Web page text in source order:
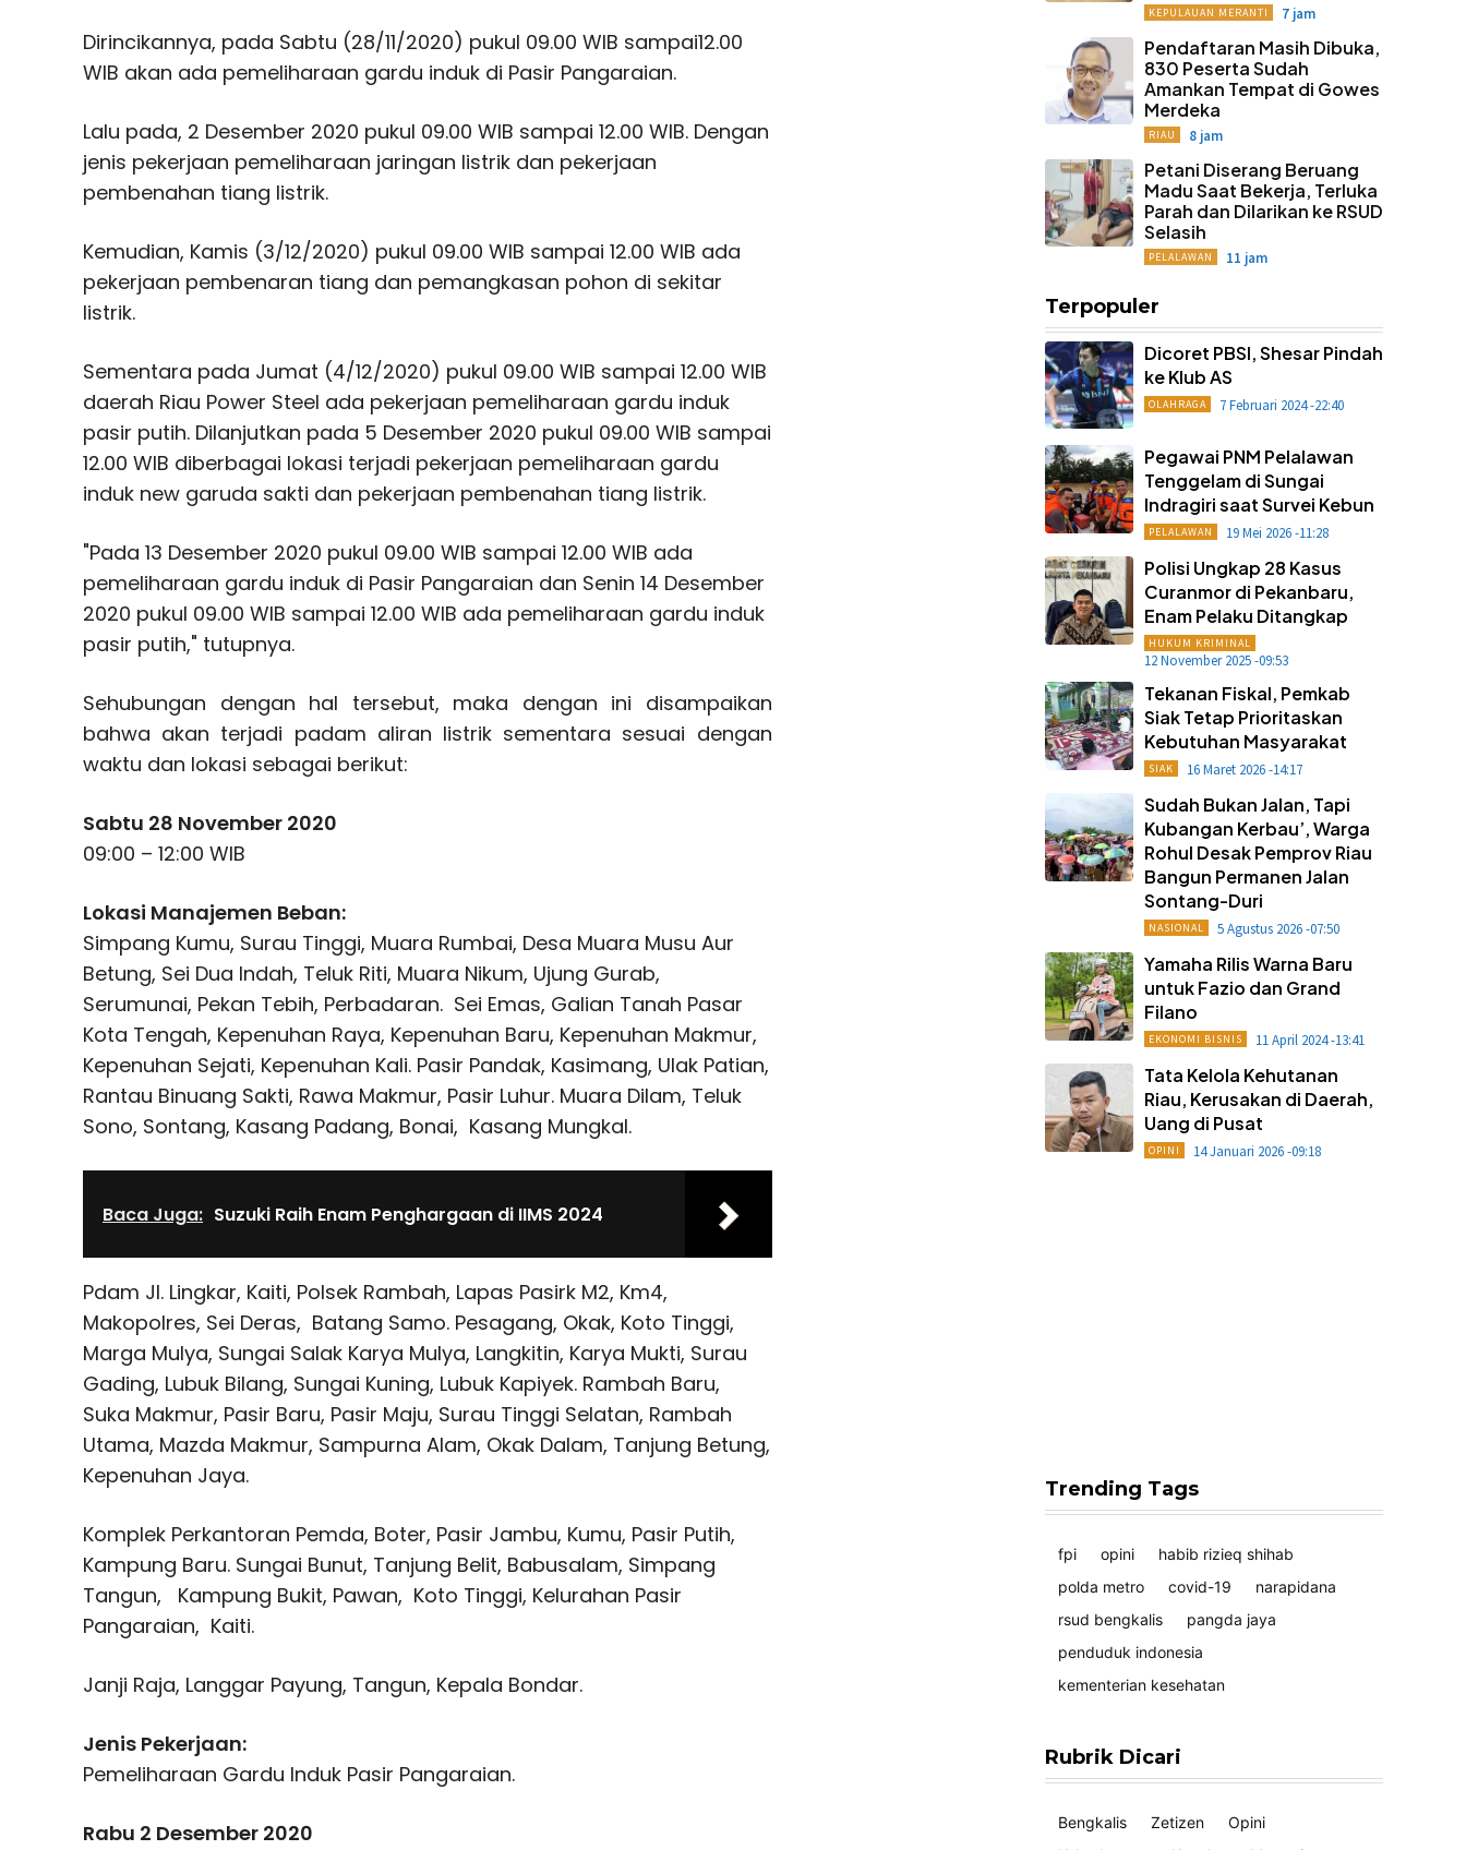
Dirincikannya, pada Sabtu (28/11/2020) pukul 09.00 WIB sampai12.00
WIB akan ada pemeliharaan gardu induk di Pasir Pangaraian.
Lalu pada, 2 Desember 2020 pukul 09.00 WIB sampai 12.00 WIB. Dengan
jenis pekerjaan pemeliharaan jaringan listrik dan pekerjaan
pembenahan tiang listrik.
Kemudian, Kamis (3/12/2020) pukul 09.00 WIB sampai 12.00 WIB ada
pekerjaan pembenaran tiang dan pemangkasan pohon di sekitar
listrik.
Sementara pada Jumat (4/12/2020) pukul 09.00 WIB sampai 12.00 WIB
daerah Riau Power Steel ada pekerjaan pemeliharaan gardu induk
pasir putih. Dilanjutkan pada 5 Desember 2020 pukul 09.00 WIB sampai
12.00 WIB diberbagai lokasi terjadi pekerjaan pemeliharaan gardu
induk new garuda sakti dan pekerjaan pembenahan tiang listrik.
"Pada 13 Desember 2020 pukul 09.00 WIB sampai 12.00 WIB ada
pemeliharaan gardu induk di Pasir Pangaraian dan Senin 14 Desember
2020 pukul 09.00 WIB sampai 12.00 WIB ada pemeliharaan gardu induk
pasir putih," tutupnya.
Sehubungan dengan hal tersebut, maka dengan ini disampaikan
bahwa akan terjadi padam aliran listrik sementara sesuai dengan
waktu dan lokasi sebagai berikut:
Sabtu 28 November 2020
09:00 – 12:00 WIB
Lokasi Manajemen Beban:
Simpang Kumu, Surau Tinggi, Muara Rumbai, Desa Muara Musu Aur
Betung, Sei Dua Indah, Teluk Riti, Muara Nikum, Ujung Gurab,
Serumunai, Pekan Tebih, Perbadaran. Sei Emas, Galian Tanah Pasar
Kota Tengah, Kepenuhan Raya, Kepenuhan Baru, Kepenuhan Makmur,
Kepenuhan Sejati, Kepenuhan Kali. Pasir Pandak, Kasimang, Ulak Patian,
Rantau Binuang Sakti, Rawa Makmur, Pasir Luhur. Muara Dilam, Teluk
Sono, Sontang, Kasang Padang, Bonai, Kasang Mungkal.
Baca Juga: Suzuki Raih Enam Penghargaan di IIMS 2024
Pdam Jl. Lingkar, Kaiti, Polsek Rambah, Lapas Pasirk M2, Km4,
Makopolres, Sei Deras, Batang Samo. Pesagang, Okak, Koto Tinggi,
Marga Mulya, Sungai Salak Karya Mulya, Langkitin, Karya Mukti, Surau
Gading, Lubuk Bilang, Sungai Kuning, Lubuk Kapiyek. Rambah Baru,
Suka Makmur, Pasir Baru, Pasir Maju, Surau Tinggi Selatan, Rambah
Utama, Mazda Makmur, Sampurna Alam, Okak Dalam, Tanjung Betung,
Kepenuhan Jaya.
Komplek Perkantoran Pemda, Boter, Pasir Jambu, Kumu, Pasir Putih,
Kampung Baru. Sungai Bunut, Tanjung Belit, Babusalam, Simpang
Tangun, Kampung Bukit, Pawan, Koto Tinggi, Kelurahan Pasir
Pangaraian, Kaiti.
Janji Raja, Langgar Payung, Tangun, Kepala Bondar.
Jenis Pekerjaan:
Pemeliharaan Gardu Induk Pasir Pangaraian.
Rabu 2 Desember 2020
KEPULAUAN MERANTI 7 jam
Pendaftaran Masih Dibuka,
830 Peserta Sudah
Amankan Tempat di Gowes
Merdeka
RIAU 8 jam
Petani Diserang Beruang
Madu Saat Bekerja, Terluka
Parah dan Dilarikan ke RSUD
Selasih
PELALAWAN 11 jam
Terpopuler
Dicoret PBSI, Shesar Pindah
ke Klub AS
OLAHRAGA 7 Februari 2024 -22:40
Pegawai PNM Pelalawan
Tenggelam di Sungai
Indragiri saat Survei Kebun
PELALAWAN 19 Mei 2026 -11:28
Polisi Ungkap 28 Kasus
Curanmor di Pekanbaru,
Enam Pelaku Ditangkap
HUKUM KRIMINAL
12 November 2025 -09:53
Tekanan Fiskal, Pemkab
Siak Tetap Prioritaskan
Kebutuhan Masyarakat
SIAK 16 Maret 2026 -14:17
Sudah Bukan Jalan, Tapi
Kubangan Kerbau’, Warga
Rohul Desak Pemprov Riau
Bangun Permanen Jalan
Sontang-Duri
NASIONAL 5 Agustus 2026 -07:50
Yamaha Rilis Warna Baru
untuk Fazio dan Grand
Filano
EKONOMI BISNIS 11 April 2024 -13:41
Tata Kelola Kehutanan
Riau, Kerusakan di Daerah,
Uang di Pusat
OPINI 14 Januari 2026 -09:18
Trending Tags
fpi opini
habib rizieq shihab
polda metro
covid-19
narapidana
rsud bengkalis
pangda jaya
penduduk indonesia
kementerian kesehatan
Rubrik Dicari
Bengkalis Zetizen
Opini